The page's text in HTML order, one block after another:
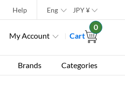
Help Eng JPY¥
My Account Cart
0
Brands Categories